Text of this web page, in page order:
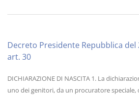
Decreto Presidente Repubblica
art. 30
DICHIARAZIONE DI NASCITA 1. La
uno dei genitori, da un procuratore speciale,